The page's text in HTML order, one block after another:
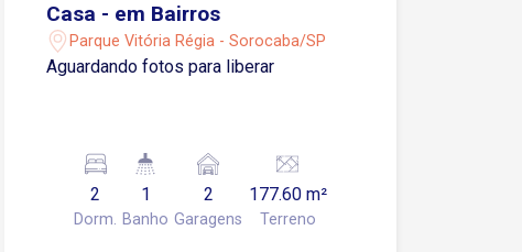
Casa - em Bairros
Parque Vitória Régia - Sorocaba/SP
Aguardando fotos para liberar
2
Dorm.
1
Banho
2
Garagens
177.60 m²
Terreno